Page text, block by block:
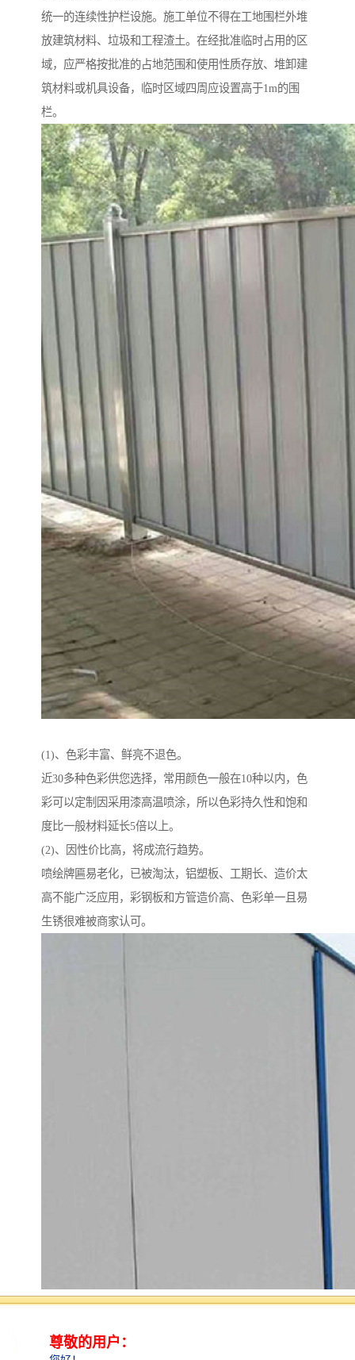
统一的连续性护栏设施。施工单位不得在工地围栏外堆
放建筑材料、垃圾和工程渣土。在经批准临时占用的区
域，应严格按批准的占地范围和使用性质存放、堆卸建
筑材料或机具设备，临时区域四周应设置高于1m的围
栏。
(1)、色彩丰富、鲜亮不退色。
近30多种色彩供您选择，常用颜色一般在10种以内，色
彩可以定制因采用漆高温喷涂，所以色彩持久性和饱和
度比一般材料延长5倍以上。
(2)、因性价比高，将成流行趋势。
喷绘牌匾易老化，已被淘汰，铝塑板、工期长、造价太
高不能广泛应用，彩钢板和方管造价高、色彩单一且易
生锈很难被商家认可。